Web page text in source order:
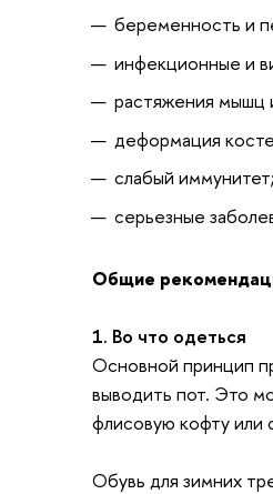
беременность и
инфекционные и
растяжения мышц
деформация
слабый иммунитет;
серьезные
Общие
1. Во что одеться
Основной принцип
выводить пот. Это
флисовую кофту или
Обувь для зимних